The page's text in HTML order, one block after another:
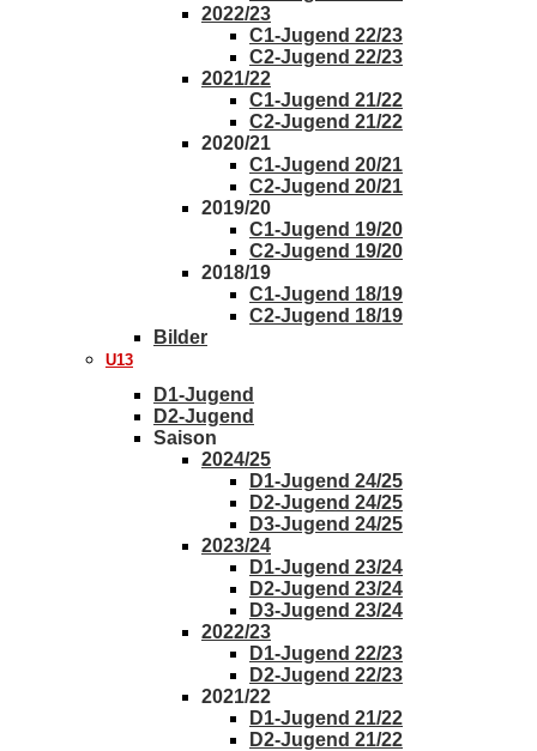
2022/23
C1-Jugend 22/23
C2-Jugend 22/23
2021/22
C1-Jugend 21/22
C2-Jugend 21/22
2020/21
C1-Jugend 20/21
C2-Jugend 20/21
2019/20
C1-Jugend 19/20
C2-Jugend 19/20
2018/19
C1-Jugend 18/19
C2-Jugend 18/19
Bilder
U13
D1-Jugend
D2-Jugend
Saison
2024/25
D1-Jugend 24/25
D2-Jugend 24/25
D3-Jugend 24/25
2023/24
D1-Jugend 23/24
D2-Jugend 23/24
D3-Jugend 23/24
2022/23
D1-Jugend 22/23
D2-Jugend 22/23
2021/22
D1-Jugend 21/22
D2-Jugend 21/22